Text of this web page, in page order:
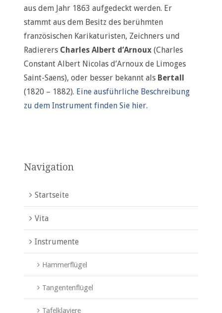
aus dem Jahr 1863 aufgedeckt werden. Er
stammt aus dem Besitz des berühmten
französischen Karikaturisten, Zeichners und
Radierers Charles Albert d’Arnoux (Charles
Constant Albert Nicolas d’Arnoux de Limoges
Saint-Saens), oder besser bekannt als Bertall
(1820 – 1882). Eine ausführliche Beschreibung
zu dem Instrument finden Sie hier.
Navigation
Startseite
Vita
Instrumente
Hammerflügel
Tangentenflügel
Tafelklaviere